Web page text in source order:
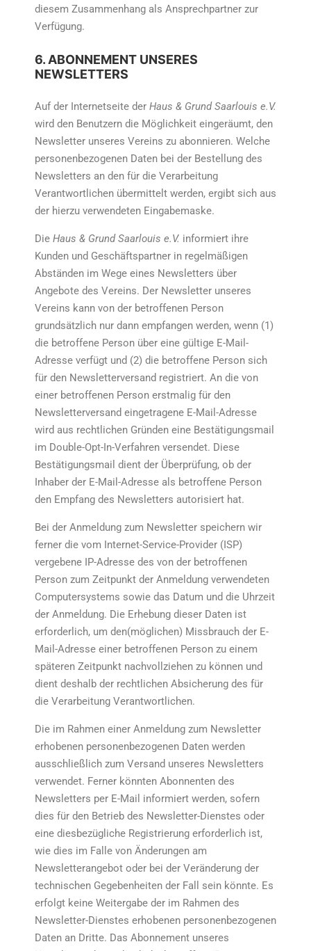
diesem Zusammenhang als Ansprechpartner zur
Verfügung.
6. ABONNEMENT UNSERES
NEWSLETTERS
Auf der Internetseite der Haus & Grund Saarlouis e.V.
wird den Benutzern die Möglichkeit eingeräumt, den
Newsletter unseres Vereins zu abonnieren. Welche
personenbezogenen Daten bei der Bestellung des
Newsletters an den für die Verarbeitung
Verantwortlichen übermittelt werden, ergibt sich aus
der hierzu verwendeten Eingabemaske.
Die Haus & Grund Saarlouis e.V. informiert ihre
Kunden und Geschäftspartner in regelmäßigen
Abständen im Wege eines Newsletters über
Angebote des Vereins. Der Newsletter unseres
Vereins kann von der betroffenen Person
grundsätzlich nur dann empfangen werden, wenn (1)
die betroffene Person über eine gültige E-Mail-
Adresse verfügt und (2) die betroffene Person sich
für den Newsletterversand registriert. An die von
einer betroffenen Person erstmalig für den
Newsletterversand eingetragene E-Mail-Adresse
wird aus rechtlichen Gründen eine Bestätigungsmail
im Double-Opt-In-Verfahren versendet. Diese
Bestätigungsmail dient der Überprüfung, ob der
Inhaber der E-Mail-Adresse als betroffene Person
den Empfang des Newsletters autorisiert hat.
Bei der Anmeldung zum Newsletter speichern wir
ferner die vom Internet-Service-Provider (ISP)
vergebene IP-Adresse des von der betroffenen
Person zum Zeitpunkt der Anmeldung verwendeten
Computersystems sowie das Datum und die Uhrzeit
der Anmeldung. Die Erhebung dieser Daten ist
erforderlich, um den(möglichen) Missbrauch der E-
Mail-Adresse einer betroffenen Person zu einem
späteren Zeitpunkt nachvollziehen zu können und
dient deshalb der rechtlichen Absicherung des für
die Verarbeitung Verantwortlichen.
Die im Rahmen einer Anmeldung zum Newsletter
erhobenen personenbezogenen Daten werden
ausschließlich zum Versand unseres Newsletters
verwendet. Ferner könnten Abonnenten des
Newsletters per E-Mail informiert werden, sofern
dies für den Betrieb des Newsletter-Dienstes oder
eine diesbezügliche Registrierung erforderlich ist,
wie dies im Falle von Änderungen am
Newsletterangebot oder bei der Veränderung der
technischen Gegebenheiten der Fall sein könnte. Es
erfolgt keine Weitergabe der im Rahmen des
Newsletter-Dienstes erhobenen personenbezogenen
Daten an Dritte. Das Abonnement unseres